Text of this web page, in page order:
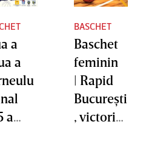
a
a
a
BASCHET
Baschet
feminin
| Rapid
Bucureşti
, victorie